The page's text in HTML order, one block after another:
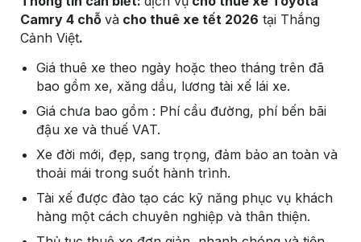
Camry 4 chỗ và cho thuê xe tết 2026 tại Thắng
Cảnh Việt.
Giá thuê xe theo ngày hoặc theo tháng trên đã
bao gồm xe, xăng dầu, lương tài xế lái xe.
Giá chưa bao gồm : Phí cầu đường, phí bến bãi
đậu xe và thuế VAT.
Xe đời mới, đẹp, sang trọng, đảm bảo an toàn và
thoải mái trong suốt hành trình.
Tài xế được đào tạo các kỹ năng phục vụ khách
hàng một cách chuyên nghiệp và thân thiện.